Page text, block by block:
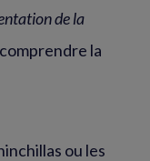
de la
la
ou les